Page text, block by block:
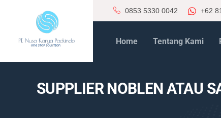
0853 5330 0042 +62
Home Tentang Kami
SUPPLIER NOBLEN ATAU